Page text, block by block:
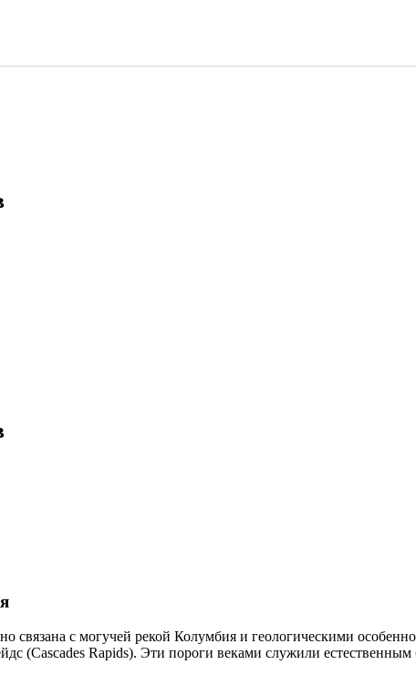
связана с могучей рекой Колумбия и геологическими
(Cascades Rapids). Эти пороги веками служили